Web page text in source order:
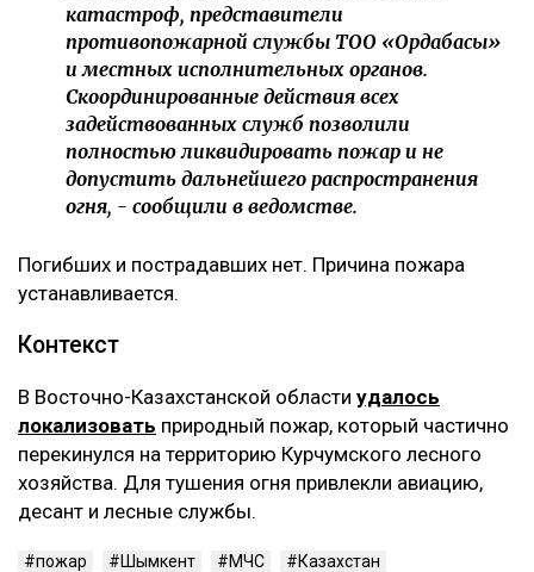
катастроф, представители
противопожарной службы ТОО «Ордабасы»
и местных исполнительных органов.
Скоординированные действия всех
задействованных служб позволили
полностью ликвидировать пожар и не
допустить дальнейшего распространения
огня, - сообщили в ведомстве.
Погибших и пострадавших нет. Причина пожара
устанавливается.
Контекст
В Восточно-Казахстанской области удалось
локализовать природный пожар, который частично
перекинулся на территорию Курчумского лесного
хозяйства. Для тушения огня привлекли авиацию,
десант и лесные службы.
пожар Шымкент МЧС Казахстан